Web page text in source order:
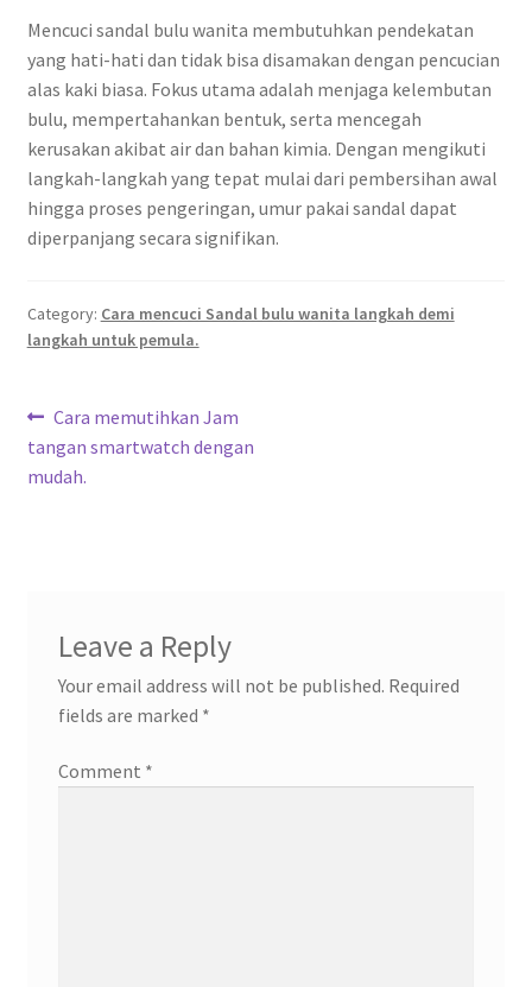
Mencuci sandal bulu wanita membutuhkan pendekatan
yang hati-hati dan tidak bisa disamakan dengan pencucian
alas kaki biasa. Fokus utama adalah menjaga kelembutan
bulu, mempertahankan bentuk, serta mencegah
kerusakan akibat air dan bahan kimia. Dengan mengikuti
langkah-langkah yang tepat mulai dari pembersihan awal
hingga proses pengeringan, umur pakai sandal dapat
diperpanjang secara signifikan.
Category: Cara mencuci Sandal bulu wanita langkah demi
langkah untuk pemula.
Post
navigation
Previous
post:
Cara memutihkan Jam
tangan smartwatch dengan
mudah.
Leave a Reply
Your email address will not be published. Required
fields are marked *
Comment *